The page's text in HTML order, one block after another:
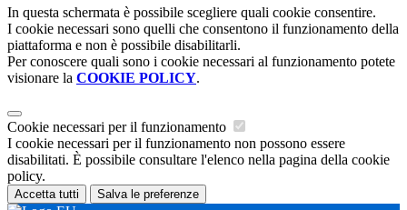
In questa schermata è possibile scegliere quali cookie consentire.
I cookie necessari sono quelli che consentono il funzionamento della
piattaforma e non è possibile disabilitarli.
Per conoscere quali sono i cookie necessari al funzionamento potete
visionare la COOKIE POLICY.
Cookie necessari per il funzionamento
I cookie necessari per il funzionamento non possono essere
disabilitati. È possibile consultare l'elenco nella pagina della cookie
policy.
Accetta tutti Salva le preferenze